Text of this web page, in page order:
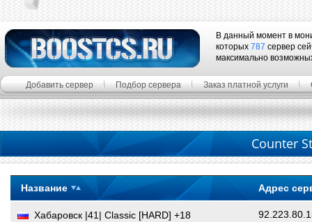
В данный момент в
которых 787 сервер
максимально
Добавить сервер Подбор сервера Заказ платной услуги
Counter
Название Адрес
Хабаровск |41| Classic [HARD] +18